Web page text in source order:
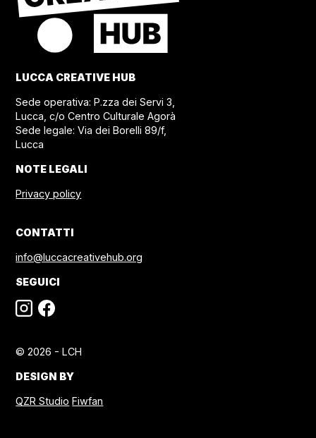
LUCCA CREATIVE HUB
Sede operativa: P.zza dei Servi 3,
Lucca, c/o Centro Culturale Agorà
Sede legale: Via dei Borelli 89/f,
Lucca
NOTE LEGALI
Privacy policy
CONTATTI
info@luccacreativehub.org
SEGUICI
© 2026 - LCH
DESIGN BY
QZR Studio Fiwfan